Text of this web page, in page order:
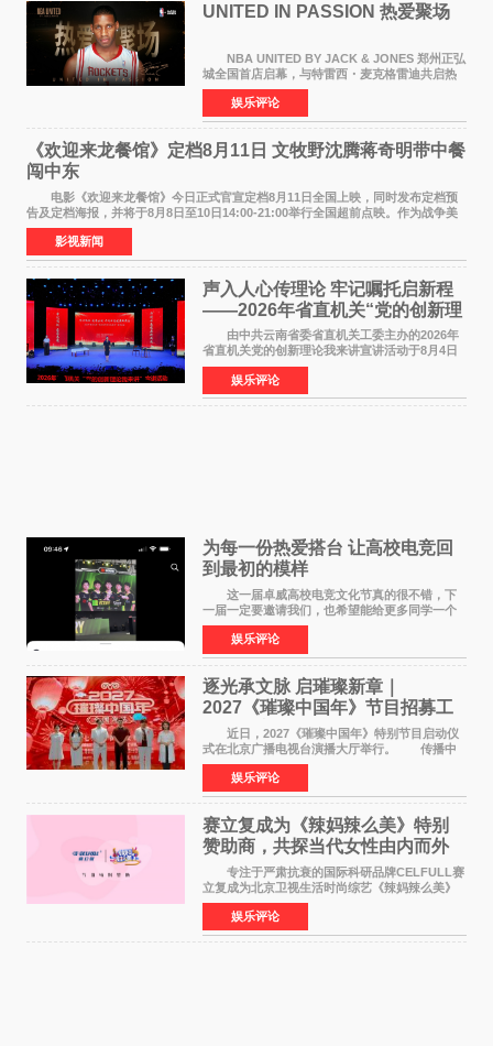
UNITED IN PASSION 热爱聚场
NBA UNITED BY JACK & JONES 郑州正弘
城全国首店启幕，与特雷西・麦克格雷迪共启热
爱 2026 年7 月21 日，
NBAUNITEDBYJACK&JONES 全国首店，于郑
州正弘城正式启幕。NBA 传奇球星
娱乐评论
《欢迎来龙餐馆》定档8月11日 文牧野沈腾蒋奇明带中餐
闯中东
电影《欢迎来龙餐馆》今日正式官宣定档8月11日全国上映，同时发布定档预
告及定档海报，并将于8月8日至10日14:00-21:00举行全国超前点映。作为战争美
食大片，影片讲述的是中国厨师徐福（沈腾
影视新闻
声入人心传理论 牢记嘱托启新程
——2026年省直机关“党的创新理
论我来讲”宣讲活动圆满落幕
由中共云南省委省直机关工委主办的2026年
省直机关党的创新理论我来讲宣讲活动于8月4日
至5日在昆明举办。活动以 "牢记嘱托 感恩奋进
开创云南发展新局面 "为主题，坚持以新时代中国
特色社会主义
娱乐评论
为每一份热爱搭台 让高校电竞回
到最初的模样
这一届卓威高校电竞文化节真的很不错，下
一届一定要邀请我们，也希望能给更多同学一个
来到现场的机会。 2026卓威高校电竞文化节
已经落下帷幕，在活动结束后，仍有不少高校电
竞社负责人和现
娱乐评论
逐光承文脉 启璀璨新章｜
2027《璀璨中国年》节目招募工
作圆满启动
近日，2027《璀璨中国年》特别节目启动仪
式在北京广播电视台演播大厅举行。 传播中
华优秀传统文化，弘扬纯正国风艺术，打造高规
格、高质感、正能量的文艺盛典，是璀璨中国年
矢志不渝的初心
娱乐评论
赛立复成为《辣妈辣么美》特别
赞助商，共探当代女性由内而外
活力美
专注于严肃抗衰的国际科研品牌CELFULL赛
立复成为北京卫视生活时尚综艺《辣妈辣么美》
的特别赞助商,明星辣妈袁咏仪倾情参与，向广大
都市女性传递健康生活新主张，寄语当代女性在
家庭与自我之间
娱乐评论